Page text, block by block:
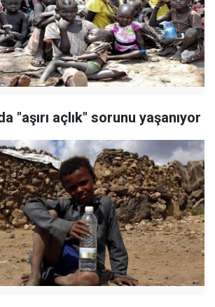
"aşırı açlık" sorunu yaşanıyor